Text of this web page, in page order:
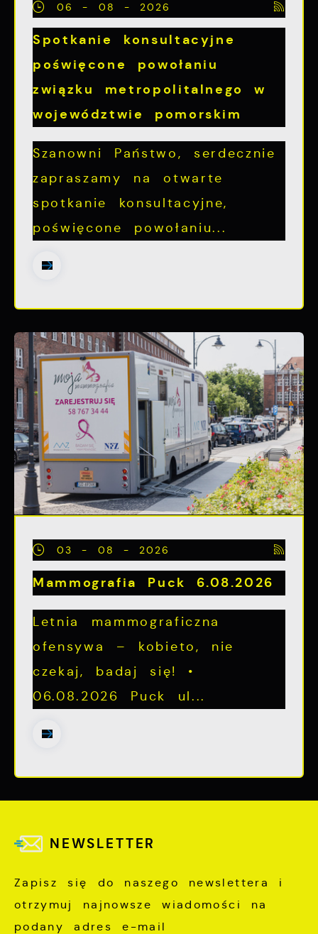
06 - 08 - 2026
Spotkanie konsultacyjne
poświęcone powołaniu
związku metropolitalnego w
województwie pomorskim
Szanowni Państwo, serdecznie
zapraszamy na otwarte
spotkanie konsultacyjne,
poświęcone powołaniu...
03 - 08 - 2026
Mammografia Puck 6.08.2026
Letnia mammograficzna
ofensywa – kobieto, nie
czekaj, badaj się! •
06.08.2026 Puck ul...
NEWSLETTER
Zapisz się do naszego newslettera i
otrzymuj najnowsze wiadomości na
podany adres e-mail